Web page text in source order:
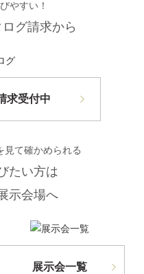
やすい！
グ請求から
求受付中
見て確かめられる
たい方は
示会場へ
展示会一覧